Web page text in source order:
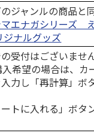
円
料別・税込)
5.0
ジャンルの商品と
エナガシリーズ
ジナルグッズ
受付はございません
希望の場合は、カ
力し「再計算」ボ
トに入れる」ボタ